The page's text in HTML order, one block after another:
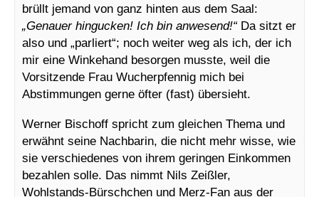
brüllt jemand von ganz hinten aus dem Saal:
„Genauer hingucken! Ich bin anwesend!“Da sitzt er
also und „parliert“; noch weiter weg als ich, der ich
mir eine Winkehand besorgen musste, weil die
Vorsitzende Frau Wucherpfennig mich bei
Abstimmungen gerne öfter (fast) übersieht.
Werner Bischoff spricht zum gleichen Thema und
erwähnt seine Nachbarin, die nicht mehr wisse, wie
sie verschiedenes von ihrem geringen Einkommen
bezahlen solle. Das nimmt Nils Zeißler,
Wohlstands-Bürschchen und Merz-Fan aus der